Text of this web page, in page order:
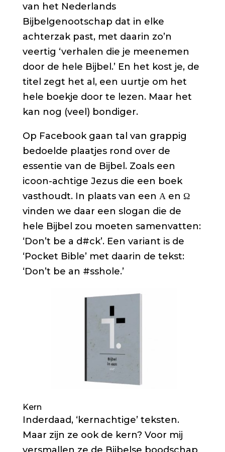
van het Nederlands
Bijbelgenootschap dat in elke
achterzak past, met daarin zo’n
veertig ‘verhalen die je meenemen
door de hele Bijbel.’ En het kost je, de
titel zegt het al, een uurtje om het
hele boekje door te lezen. Maar het
kan nog (veel) bondiger.
Op Facebook gaan tal van grappig
bedoelde plaatjes rond over de
essentie van de Bijbel. Zoals een
icoon-achtige Jezus die een boek
vasthoudt. In plaats van een Α en Ω
vinden we daar een slogan die de
hele Bijbel zou moeten samenvatten:
‘Don’t be a d#ck’. Een variant is de
‘Pocket Bible’ met daarin de tekst:
‘Don’t be an #sshole.’
Kern
Inderdaad, ‘kernachtige’ teksten.
Maar zijn ze ook de kern? Voor mij